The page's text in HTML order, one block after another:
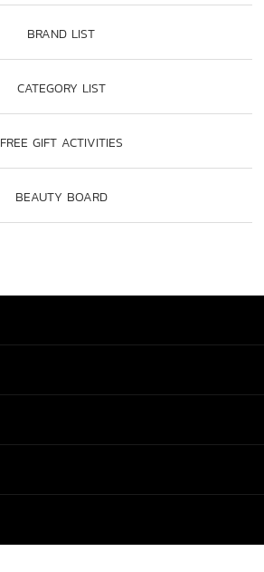
BRAND LIST
CATEGORY LIST
FREE GIFT ACTIVITIES
BEAUTY BOARD